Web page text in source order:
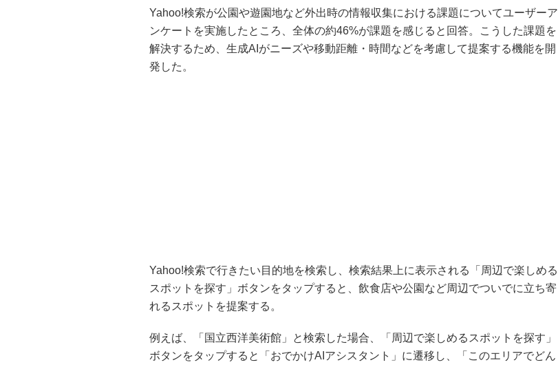
Yahoo!検索が公園や遊園地など外出時の情報収集における課題についてユーザーア
ンケートを実施したところ、全体の約46%が課題を感じると回答。こうした課題を
解決するため、生成AIがニーズや移動距離・時間などを考慮して提案する機能を開
発した。
Yahoo!検索で行きたい目的地を検索し、検索結果上に表示される「周辺で楽しめる
スポットを探す」ボタンをタップすると、飲食店や公園など周辺でついでに立ち寄
れるスポットを提案する。
例えば、「国立西洋美術館」と検索した場合、「周辺で楽しめるスポットを探す」
ボタンをタップすると「おでかけAIアシスタント」に遷移し、「このエリアでどん